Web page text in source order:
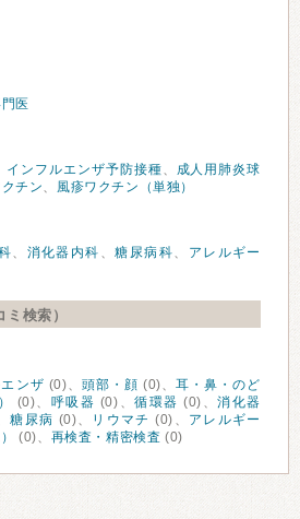
医
インフルエンザ予防接種、
成人用肺炎球
チン、 風疹ワクチン（単独）
、 消化器内科 、糖尿病科、 アレルギー
検索）
ンザ (0)、 頭部・顔 (0)、耳・鼻・のど
(0)、 呼吸器 (0)、循環器 (0)、消化器
糖尿病 (0)、 リウマチ (0)、 アレルギー
(0)、 再検査・精密検査 (0)